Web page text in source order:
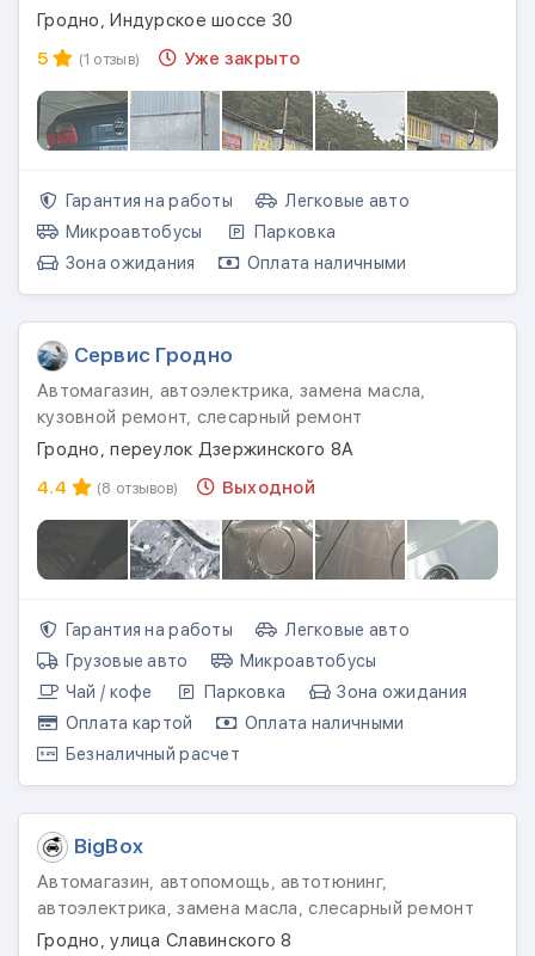
Гродно, Индурское шоссе 30
5
(1 отзыв) Уже закрыто
Гарантия на работы
Легковые авто
Микроавтобусы
Парковка
Зона ожидания
Оплата наличными
Сервис Гродно
Автомагазин, автоэлектрика, замена масла,
кузовной ремонт, слесарный ремонт
Гродно, переулок Дзержинского 8А
4.4
(8 отзывов) Выходной
Гарантия на работы
Легковые авто
Грузовые авто
Микроавтобусы
Чай / кофе
Парковка
Зона ожидания
Оплата картой
Оплата наличными
Безналичный расчет
BigBox
Автомагазин, автопомощь, автотюнинг,
автоэлектрика, замена масла, слесарный ремонт
Гродно, улица Славинского 8